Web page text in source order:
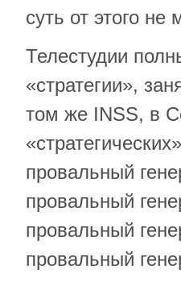
суть от этого не
Телестудии
«стратегии»,
том же INSS, в
провальный
провальный
провальный
провальный